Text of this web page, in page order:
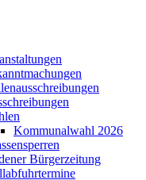
Kommunalwahl 2026
Bürgerzeitung